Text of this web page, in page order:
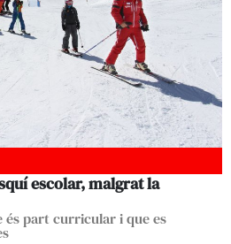
escolar, malgrat la
part curricular i que es